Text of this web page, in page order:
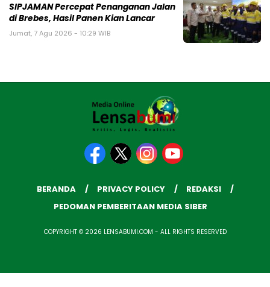
SIPJAMAN Percepat Penanganan Jalan
di Brebes, Hasil Panen Kian Lancar
Jumat, 7 Agu 2026 - 10:29 WIB
BERANDA PRIVACY POLICY
REDAKSI
PEDOMAN PEMBERITAAN MEDIA SIBER
COPYRIGHT © 2026 LENSABUMI.COM - ALL RIGHTS RESERVED